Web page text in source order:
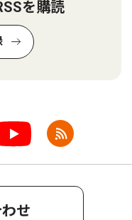
を購読
せ